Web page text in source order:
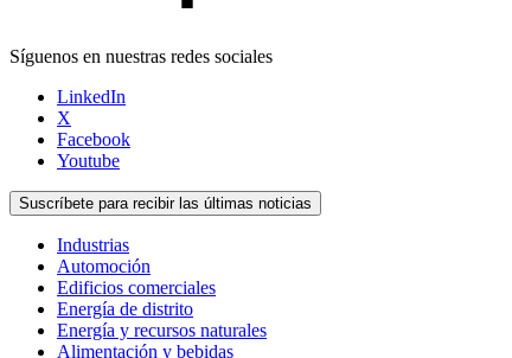
Síguenos en nuestras redes sociales
LinkedIn
X
Facebook
Youtube
Suscríbete para recibir las últimas noticias
Industrias
Automoción
Edificios comerciales
Energía de distrito
Energía y recursos naturales
Alimentación y bebidas